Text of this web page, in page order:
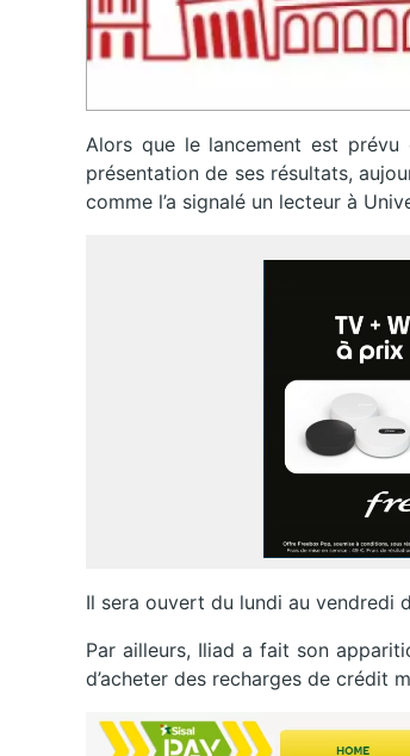
Alors que le lancement est prévu
présentation de ses résultats,
comme l’a signalé un lecteur à
Il sera ouvert du lundi au vendredi
Par ailleurs, Iliad a fait son
d’acheter des recharges de crédit